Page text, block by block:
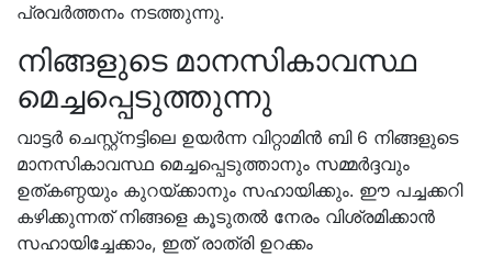
പ്രവർത്തനം നടത്തുന്നു.
നിങ്ങളുടെ മാനസികാവസ്ഥ
മെച്ചപ്പെടുത്തുന്നു
വാട്ടർ ചെസ്റ്റ്നട്ടിലെ ഉയർന്ന വിറ്റാമിൻ ബി 6 നിങ്ങളുടെ
മാനസികാവസ്ഥ മെച്ചപ്പെടുത്താനും സമ്മർദ്ദവും
ഉത്കണ്ഠയും കുറയ്ക്കാനും സഹായിക്കും. ഈ പച്ചക്കറി
കഴിക്കുന്നത് നിങ്ങളെ കൂടുതൽ നേരം വിശ്രമിക്കാൻ
സഹായിച്ചേക്കാം, ഇത് രാത്രി ഉറക്കം